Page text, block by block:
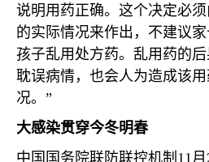
说明用药正确。这个决定必
的实际情况来作出，不建议
孩子乱用处方药。乱用药的
耽误病情，也会人为造成该
况。”
大感染贯穿今冬明春
中国国务院联防联控机制 11月